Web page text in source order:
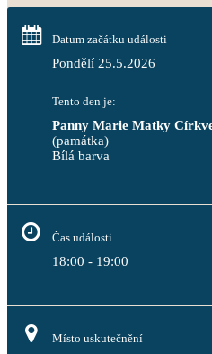
Datum začátku události
Pondělí 25.5.2026
Tento den je:
Panny Marie Matky
(památka)
Bílá
Čas události
18:00 - 19:00
Místo uskutečnění